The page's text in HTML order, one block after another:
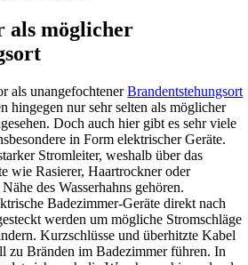
als möglicher
als unangefochtenerBrandentstehungsort
hingegen nur sehr selten als möglicher
Doch auch hier gibt es sehr viele
in Form elektrischer Geräte.
Stromleiter, weshalb über das
wie Rasierer, Haartrockner oder
des Wasserhahns gehören.
Badezimmer-Geräte direkt nach
werden um mögliche Stromschläge
Kurzschlüsse und überhitzte Kabel
zu Bränden im Badezimmer führen. In